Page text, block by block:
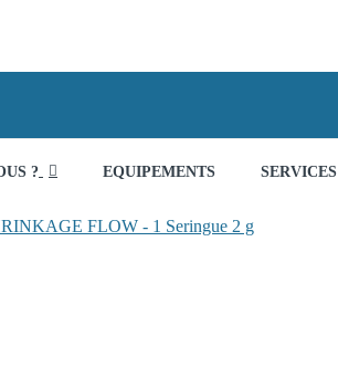
? EQUIPEMENTS SERVICES
FLOW - 1 Seringue 2 g